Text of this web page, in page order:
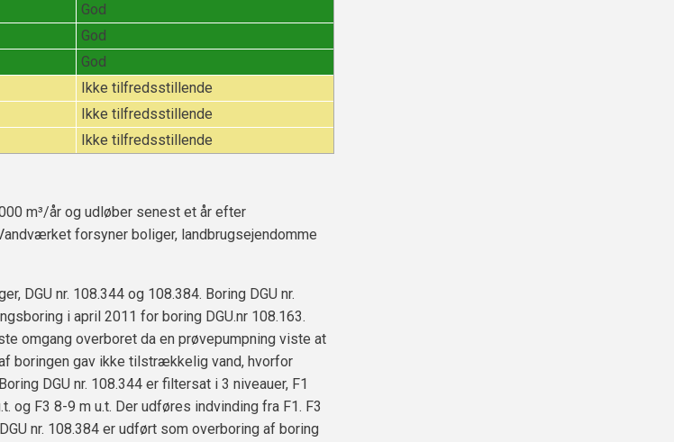
God
God
God
Ikke tilfredsstillende
Ikke tilfredsstillende
Ikke tilfredsstillende
m³/år og udløber senest et år efter
forsyner boliger, landbrugsejendomme
DGU nr. 108.344 og 108.384. Boring DGU nr.
i april 2011 for boring DGU.nr 108.163.
omgang overboret da en prøvepumpning viste at
boringen gav ikke tilstrækkelig vand, hvorfor
DGU nr. 108.344 er filtersat i 3 niveauer, F1
og F3 8-9 m u.t. Der udføres indvinding fra F1. F3
nr. 108.384 er udført som overboring af boring